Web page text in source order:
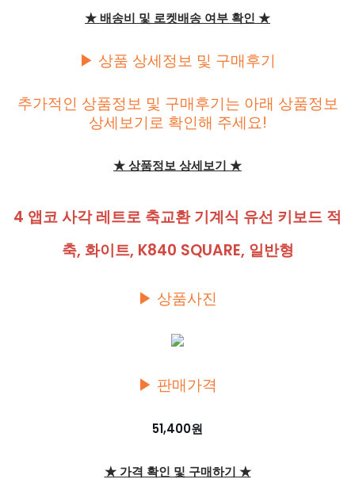
★ 배송비 및 로켓배송 여부 확인 ★
▶ 상품 상세정보 및 구매후기
추가적인 상품정보 및 구매후기는 아래 상품정보
상세보기로 확인해 주세요!
★ 상품정보 상세보기 ★
4 앱코 사각 레트로 축교환 기계식 유선 키보드 적
축, 화이트, K840 SQUARE, 일반형
▶ 상품사진
▶ 판매가격
51,400원
★ 가격 확인 및 구매하기 ★